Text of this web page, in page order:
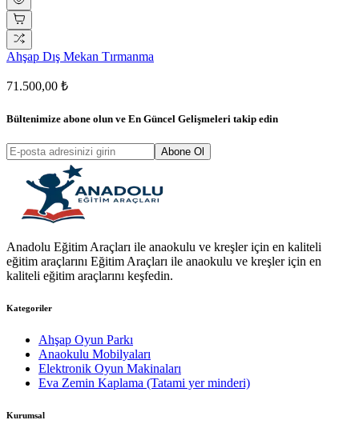
Ahşap Dış Mekan Tırmanma
71.500,00 ₺
Bültenimize abone olun ve En Güncel Gelişmeleri takip edin
Abone Ol
Anadolu Eğitim Araçları ile anaokulu ve kreşler için en kaliteli
eğitim araçlarını Eğitim Araçları ile anaokulu ve kreşler için en
kaliteli eğitim araçlarını keşfedin.
Kategoriler
Ahşap Oyun Parkı
Anaokulu Mobilyaları
Elektronik Oyun Makinaları
Eva Zemin Kaplama (Tatami yer minderi)
Kurumsal